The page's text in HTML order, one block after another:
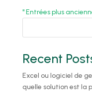
" Entrées plus
Recent
Excel ou logiciel de
quelle solution est la